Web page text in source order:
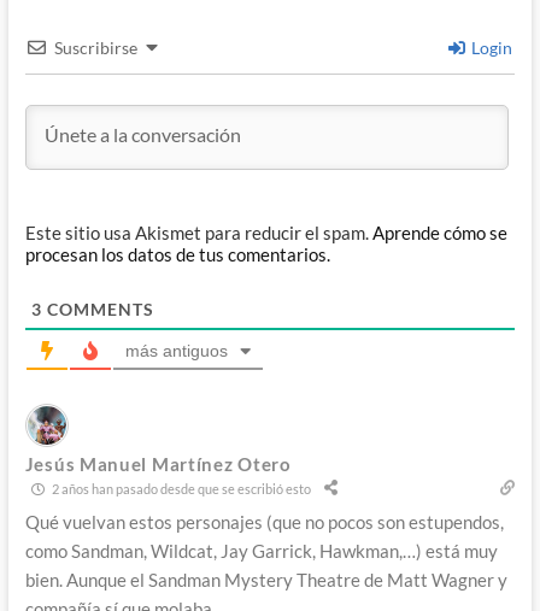
Suscribirse Login
Este sitio usa Akismet para reducir el spam.Aprende cómo se
procesan los datos de tus comentarios.
3 COMMENTS
más antiguos
Jesús Manuel Martínez Otero
2 años han pasado desde que se escribió esto
Qué vuelvan estos personajes (que no pocos son estupendos,
como Sandman, Wildcat, Jay Garrick, Hawkman,…) está muy
bien. Aunque el Sandman Mystery Theatre de Matt Wagner y